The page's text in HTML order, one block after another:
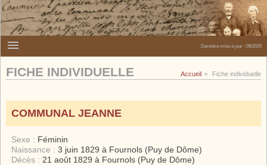
Dernière mise à jour : 09/2025
FICHE INDIVIDUELLE Accueil Fiche individuelle
COMMUNAL JEANNE
Sexe : Féminin
Naissance : 3 juin 1829 à Fournols (Puy de Dôme)
Décès : 21 août 1829 à Fournols (Puy de Dôme)